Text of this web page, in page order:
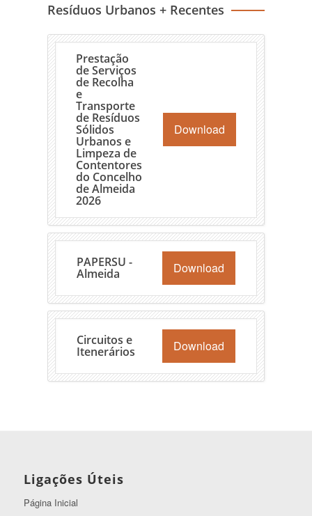
Resíduos Urbanos + Recentes
Prestação
de Serviços
de Recolha
e
Transporte
de Resíduos
Sólidos
Urbanos e
Limpeza de
Contentores
do Concelho
de Almeida
2026
Download
PAPERSU -
Almeida Download
Circuitos e
Itenerários Download
Ligações Úteis
Página Inicial